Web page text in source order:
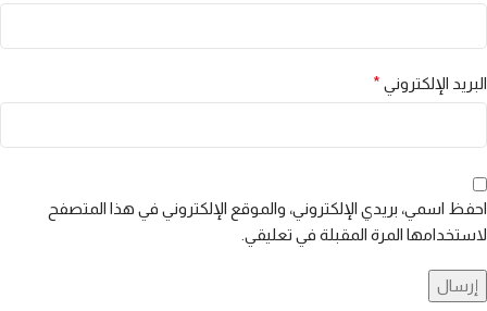
البريد الإلكتروني *
احفظ اسمي، بريدي الإلكتروني، والموقع الإلكتروني في هذا المتصفح
لاستخدامها المرة المقبلة في تعليقي.